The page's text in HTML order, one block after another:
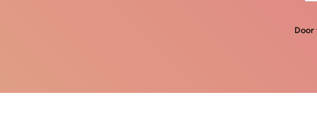
Door